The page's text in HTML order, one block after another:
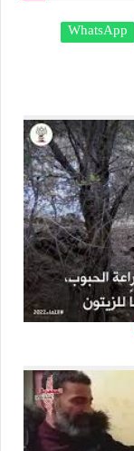
WhatsApp